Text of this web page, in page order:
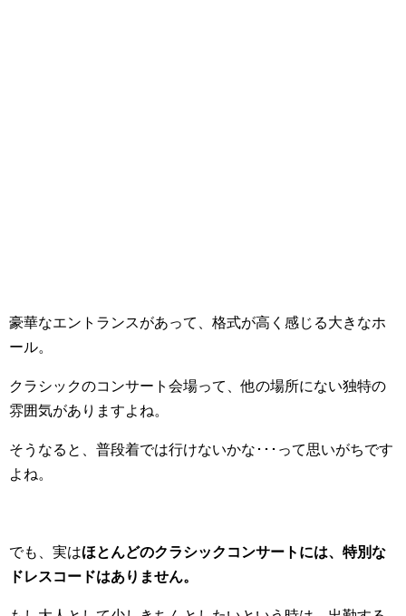
豪華なエントランスがあって、格式が高く感じる大きなホ
ール。
クラシックのコンサート会場って、他の場所にない独特の
雰囲気がありますよね。
そうなると、普段着では行けないかな･･･って思いがちです
よね。
でも、実はほとんどのクラシックコンサートには、特別な
ドレスコードはありません。